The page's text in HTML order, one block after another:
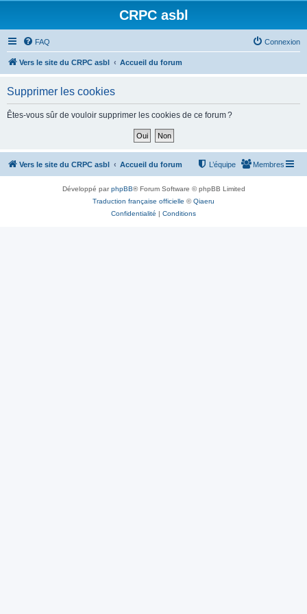
CRPC asbl
FAQ Connexion
Vers le site du CRPC asbl Accueil du forum
Supprimer les cookies
Êtes-vous sûr de vouloir supprimer les cookies de ce forum ?
Vers le site du CRPC asbl Accueil du forum Membres
L’équipe
Développé parphpBB® Forum Software © phpBB Limited
Traduction française officielle ©Qiaeru
Confidentialité | Conditions